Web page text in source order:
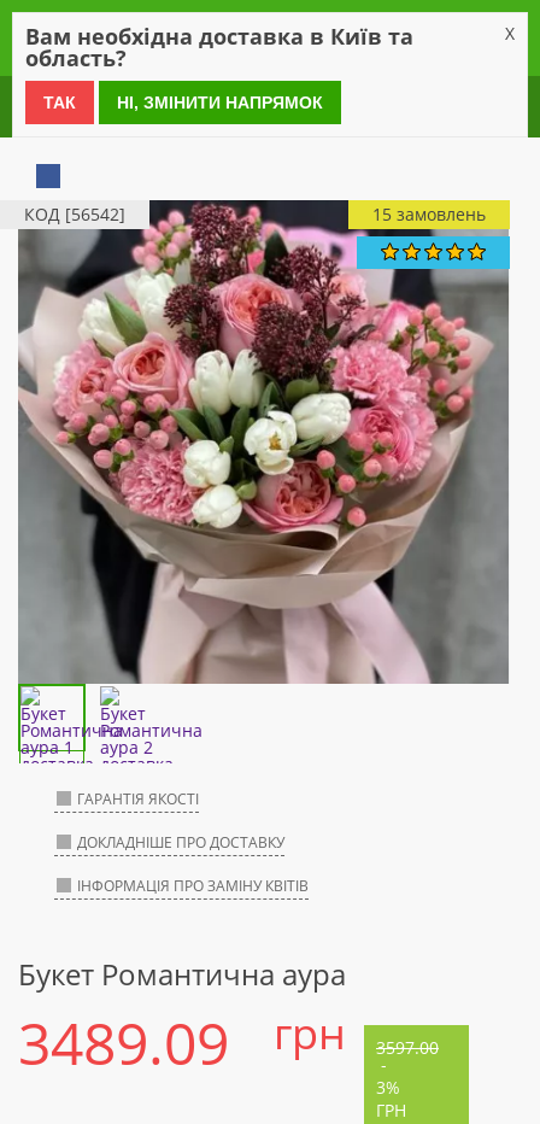
0 800 21 54 55
КОД [56542] 15 замовлень
ГАРАНТІЯ ЯКОСТІ
ДОКЛАДНІШЕ ПРО ДОСТАВКУ
ІНФОРМАЦІЯ ПРО ЗАМІНУ КВІТІВ
Букет Романтична аура
3489.09 грн 3597.00
-
3%
ГРН
Вам необхідна доставка в Київ та
область?
X
ТАК НІ, ЗМІНИТИ НАПРЯМОК